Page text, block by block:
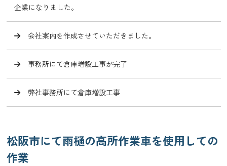
松阪市にて雨樋の高所作業車を使用しての
作業
企業になりました。
会社案内を作成させていただきました。
事務所にて倉庫増設工事が完了
弊社事務所にて倉庫増設工事